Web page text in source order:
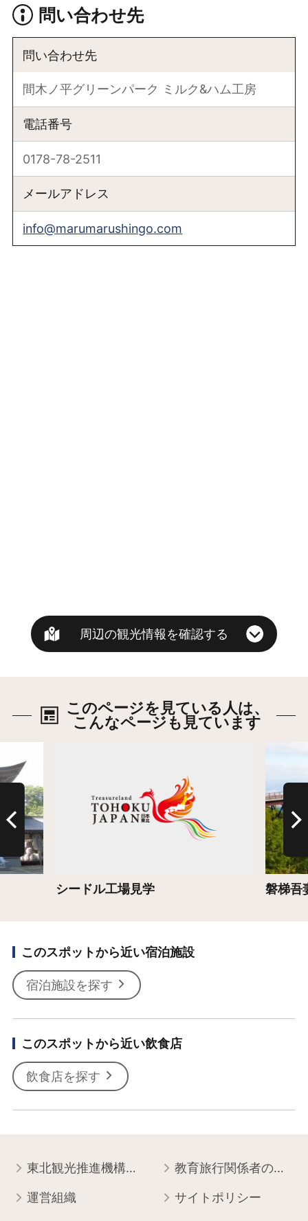
問い合わせ先
問い合わせ先
間木ノ平グリーンパーク ミルク&ハム工房
電話番号
0178-78-2511
メールアドレス
info@marumarushingo.com
周辺の観光情報を確認する
このページを見ている人は、
こんなページも見ています
シードル工場見学 磐梯吾
このスポットから近い宿泊施設
宿泊施設を探す
このスポットから近い飲食店
飲食店を探す
東北観光推進機構について 教育旅行関係者の皆様へ
運営組織 サイトポリシー